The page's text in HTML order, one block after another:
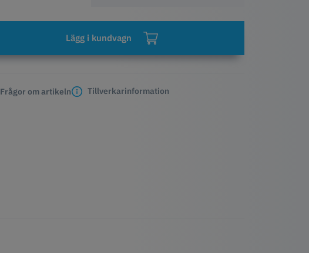
Lägg i kundvagn
Frågor om artikeln Tillverkarinformation